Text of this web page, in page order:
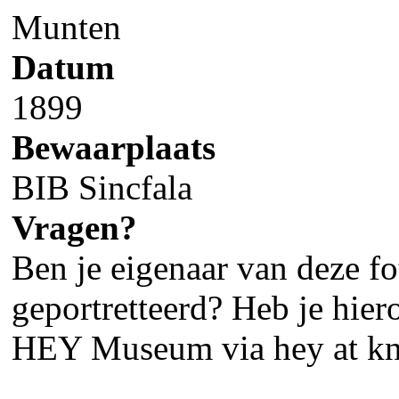
Munten
Datum
1899
Bewaarplaats
BIB Sincfala
Vragen?
Ben je eigenaar van deze
geportretteerd? Heb je
HEY Museum via hey at